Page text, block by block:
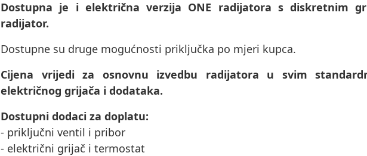
Dostupna je i električna verzija ONE radijatora s diskretnim
radijator.
Dostupne su druge mogućnosti priključka po mjeri kupca.
Cijena vrijedi za osnovnu izvedbu radijatora u svim
električnog grijača i dodataka.
Dostupni dodaci za doplatu:
- priključni ventil i pribor
- električni grijač i termostat